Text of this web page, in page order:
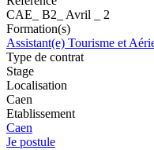
CAE_ B2_ Avril _ 2
Formation(s)
Assistant(e) Tourisme et
Type de contrat
Stage
Localisation
Caen
Etablissement
Caen
Je postule